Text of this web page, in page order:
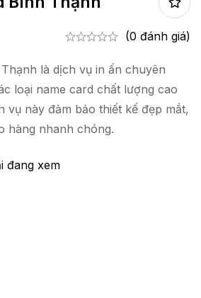
(0 đánh giá)
là dịch vụ in ấn chuyên
loại name card chất lượng cao
vụ này đảm bảo thiết kế đẹp mắt,
hàng nhanh chóng.
đang xem